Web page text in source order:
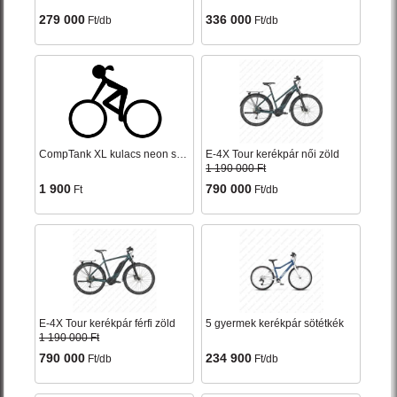
279 000 Ft/db 336 000 Ft/db
1 900 Ft
E-4X Tour kerékpár női zöld
1 190 000 Ft
790 000 Ft/db
E-4X Tour kerékpár férfi zöld
1 190 000 Ft
790 000 Ft/db
5 gyermek kerékpár sötétkék
234 900 Ft/db